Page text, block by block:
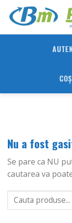
Nu a fost
Se pare ca NU
cautarea va